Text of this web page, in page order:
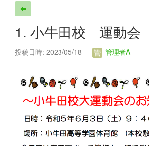
1. 小牛田校 運動会
投稿日時: 2023/05/18 管理者A